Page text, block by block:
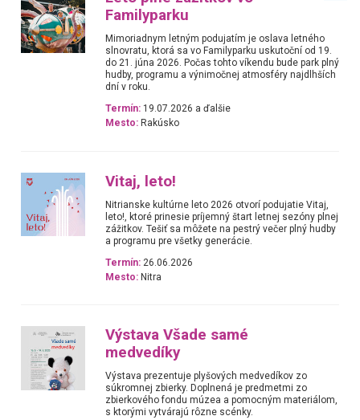
Familyparku
Mimoriadnym letným podujatím je oslava letného
slnovratu, ktorá sa vo Familyparku uskutoční od 19.
do 21. júna 2026. Počas tohto víkendu bude park plný
hudby, programu a výnimočnej atmosféry najdlhších
dní v roku.
Termín: 19.07.2026 a ďalšie
Mesto: Rakúsko
Vitaj, leto!
Nitrianske kultúrne leto 2026 otvorí podujatie Vitaj,
leto!, ktoré prinesie príjemný štart letnej sezóny plnej
zážitkov. Tešiť sa môžete na pestrý večer plný hudby
a programu pre všetky generácie.
Termín: 26.06.2026
Mesto: Nitra
Výstava Všade samé
medvedíky
Výstava prezentuje plyšových medvedíkov zo
súkromnej zbierky. Doplnená je predmetmi zo
zbierkového fondu múzea a pomocným materiálom,
s ktorými vytvárajú rôzne scénky.